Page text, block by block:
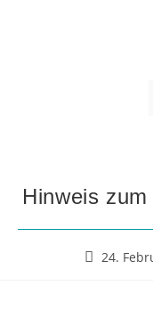
Hinweis
24.